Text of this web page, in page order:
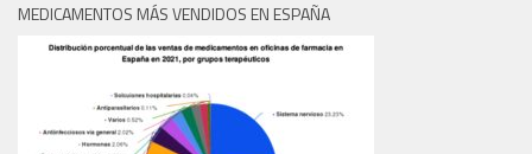
MEDICAMENTOS MÁS VENDIDOS EN ESPAÑA